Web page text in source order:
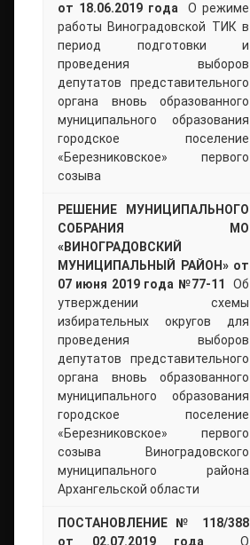
от 18.06.2019 года О режиме
работы Виноградовской ТИК в
период подготовки и
проведения выборов
депутатов представительного
органа вновь образованного
муниципального образования
городское поселение
«Березниковское» первого
созыва
РЕШЕНИЕ МУНИЦИПАЛЬНОГО
СОБРАНИЯ МО
«ВИНОГРАДОВСКИЙ
МУНИЦИПАЛЬНЫЙ РАЙОН» от
07 июня 2019 года №77-11
Об
утверждении схемы
избирательных округов для
проведения выборов
депутатов представительного
органа вновь образованного
муниципального образования
городское поселение
«Березниковское» первого
созыва Виноградовского
муниципального района
Архангельской области
ПОСТАНОВЛЕНИЕ № 118/388
от 02.07.2019 года О